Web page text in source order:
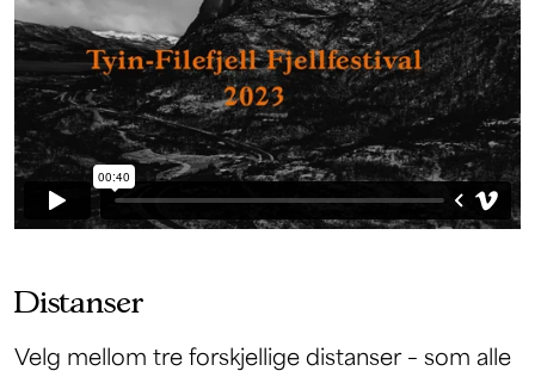
Distanser
Velg mellom tre forskjellige distanser – som alle